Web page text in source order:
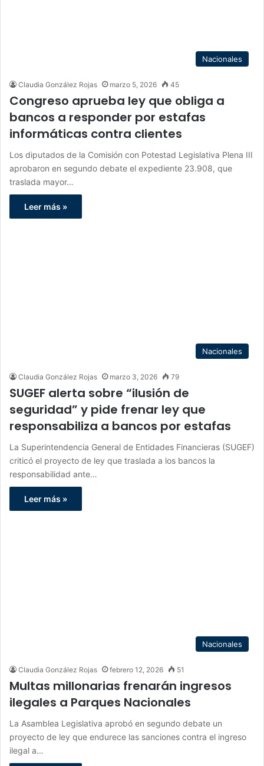
Nacionales
Claudia González Rojas marzo 5, 2026 45
Congreso aprueba ley que obliga a
bancos a responder por estafas
informáticas contra clientes
Los diputados de la Comisión con Potestad Legislativa Plena III
aprobaron en segundo debate el expediente 23.908, que
traslada mayor…
Leer más »
Nacionales
Claudia González Rojas marzo 3, 2026 79
SUGEF alerta sobre “ilusión de
seguridad” y pide frenar ley que
responsabiliza a bancos por estafas
La Superintendencia General de Entidades Financieras (SUGEF)
criticó el proyecto de ley que traslada a los bancos la
responsabilidad ante…
Leer más »
Nacionales
Claudia González Rojas febrero 12, 2026 51
Multas millonarias frenarán ingresos
ilegales a Parques Nacionales
La Asamblea Legislativa aprobó en segundo debate un
proyecto de ley que endurece las sanciones contra el ingreso
ilegal a…